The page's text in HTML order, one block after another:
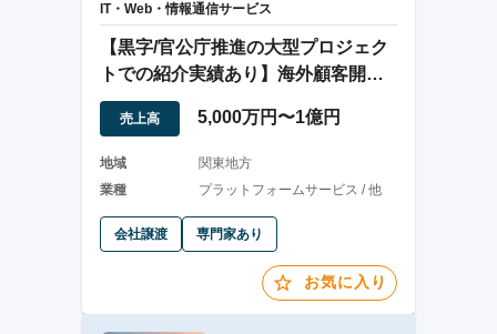
IT・Web・情報通信サービス
【黒字/官公庁推進の大型プロジェク
トでの紹介実績あり】海外顧客開拓
DXサービス
売上高 5,000万円〜1億円
地域
関東地方
業種
プラットフォームサービス / 他
会社譲渡 専門家あり
お気に入り